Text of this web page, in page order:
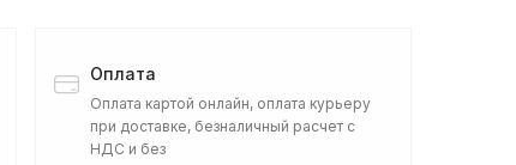
Оплата
Оплата картой онлайн, оплата курьеру
при доставке, безналичный расчет с
НДС и без